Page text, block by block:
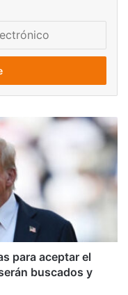
para aceptar el
buscados y